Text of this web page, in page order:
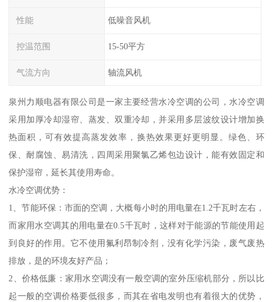
性能 低噪音风机
控温范围 15-50平方
气流方向 轴流风机
泉州力顺电器有限公司是一家主要经营水冷空调的公司，水冷空调
采用加厚冷却湿帘、蒸发、双重冷却，并采用多层波纹设计增加换
热面积，可有效提高蒸发效率，换热效果更好更明显。绿色、环
保、耐腐蚀、易清洗，四周采用聚氯乙烯包边设计，能有效固定和
保护湿帘，延长其使用寿命。
水冷空调优势：
1、节能环保：市面的空调，大概每小时的用电量在1.2千瓦时左右，
而家用水空调其的用电量在0.5千瓦时，这样对于能源的节能使用起
到良好的作用。它不使用氟利昂制冷剂，没有化学污染，废气废热
排放，是的环境友好产品；
2、价格低廉：家用水空调没有一般空调的室外压缩机部分，所以比
起一般的空调价格要低很多，而其在省电发明也有着很大的优势，